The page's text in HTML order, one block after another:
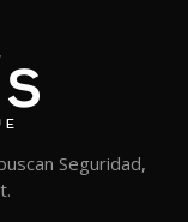
Seguridad,